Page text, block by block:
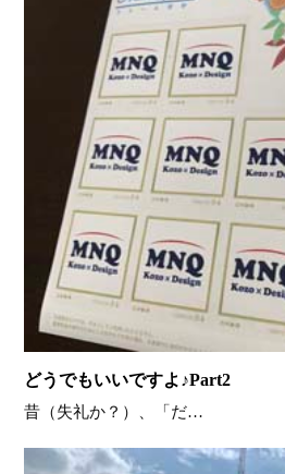
どうでもいいですよ♪Part2
昔（失礼か？）、「だ…